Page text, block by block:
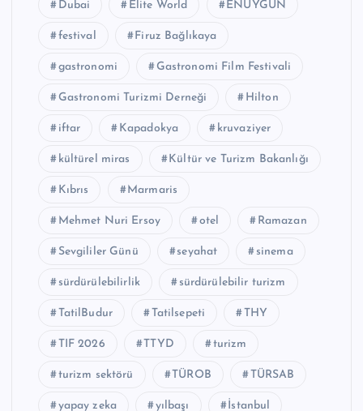
Dubai Elite World ENUYGUN
festival Firuz Bağlıkaya
gastronomi Gastronomi Film Festivali
Gastronomi Turizmi Derneği Hilton
iftar Kapadokya kruvaziyer
kültürel miras Kültür ve Turizm Bakanlığı
Kıbrıs Marmaris
Mehmet Nuri Ersoy otel Ramazan
Sevgililer Günü seyahat sinema
sürdürülebilirlik sürdürülebilir turizm
TatilBudur Tatilsepeti THY
TIF 2026 TTYD turizm
turizm sektörü TÜROB TÜRSAB
yapay zeka yılbaşı İstanbul